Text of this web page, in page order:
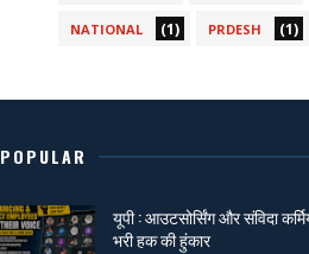
NATIONAL (1) PRDESH (1)
POPULAR
यूपी : आउटसोर्सिंग और संविदा
भरी हक की हुंकार